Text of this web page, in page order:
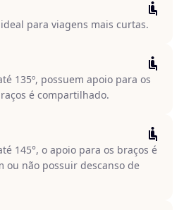
para viagens mais curtas.
135º, possuem apoio para os
é compartilhado.
145°, o apoio para os braços é
ou não possuir descanso de